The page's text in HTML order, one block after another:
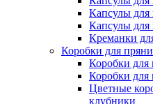
Капсулы для
Капсулы для
Креманки
Коробки для
Коробки для
Коробки для
Цветные
клубники